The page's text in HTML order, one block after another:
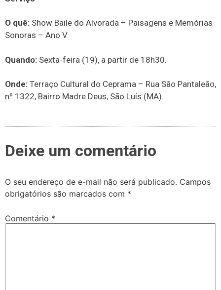
O quê: Show Baile do Alvorada – Paisagens e Memórias
Sonoras – Ano V
Quando: Sexta-feira (19), a partir de 18h30.
Onde: Terraço Cultural do Ceprama – Rua São Pantaleão,
nº 1322, Bairro Madre Deus, São Luís (MA).
Deixe um comentário
O seu endereço de e-mail não será publicado. Campos
obrigatórios são marcados com *
Comentário *